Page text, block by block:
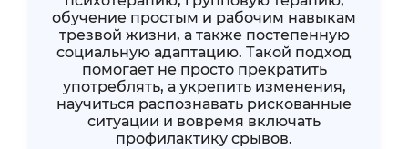
обучение простым и рабочим навыкам
трезвой жизни, а также постепенную
социальную адаптацию. Такой подход
помогает не просто прекратить
употреблять, а укрепить изменения,
научиться распознавать рискованные
ситуации и вовремя включать
профилактику срывов.